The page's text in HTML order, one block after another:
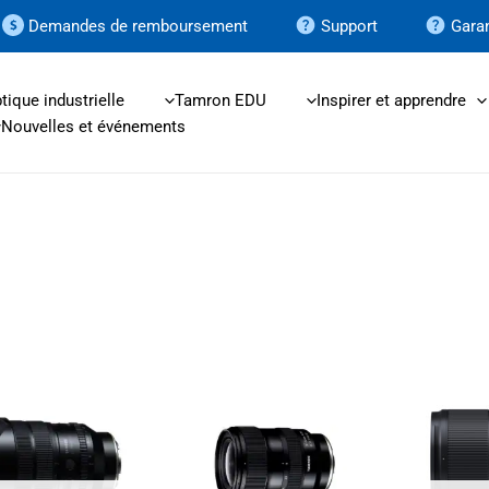
Demandes de remboursement Support
industrielle Tamron EDU Inspirer et apprendre
Nouvelles et événements
a
plusieurs
a
plusieurs